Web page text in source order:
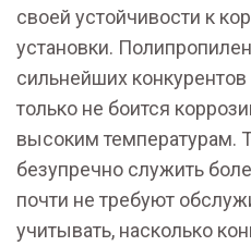
своей устойчивости к
установки.
сильнейших конкурентов
только не боится
высоким температурам.
безупречно служить
почти не требуют
учитывать, насколько